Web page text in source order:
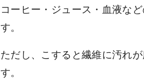
コーヒー・ジュース・血液な
す。
ただし、こすると繊維に汚れ
す。